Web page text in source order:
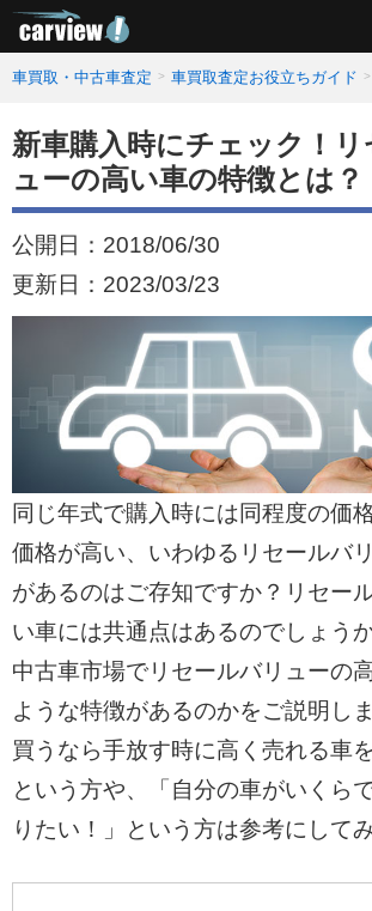
車買取・中古車査定 車買取査定お役立ちガイド
新車購入時にチェック！リ
ューの高い車の特徴とは？
公開日： 2018/06/30
更新日： 2023/03/23
同じ年式で購入時には同程度の価
価格が高い、いわゆるリセールバ
があるのはご存知ですか？リセー
い車には共通点はあるのでしょう
中古車市場でリセールバリューの
ような特徴があるのかをご説明し
買うなら手放す時に高く売れる車
という方や、「自分の車がいくら
りたい！」という方は参考にして